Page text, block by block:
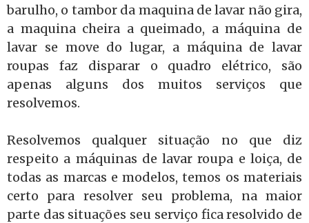
barulho, o tambor da maquina de lavar não gira,
a maquina cheira a queimado, a máquina de
lavar se move do lugar, a máquina de lavar
roupas faz disparar o quadro elétrico, são
apenas alguns dos muitos serviços que
resolvemos.
Resolvemos qualquer situação no que diz
respeito a máquinas de lavar roupa e loiça, de
todas as marcas e modelos, temos os materiais
certo para resolver seu problema, na maior
parte das situações seu serviço fica resolvido de